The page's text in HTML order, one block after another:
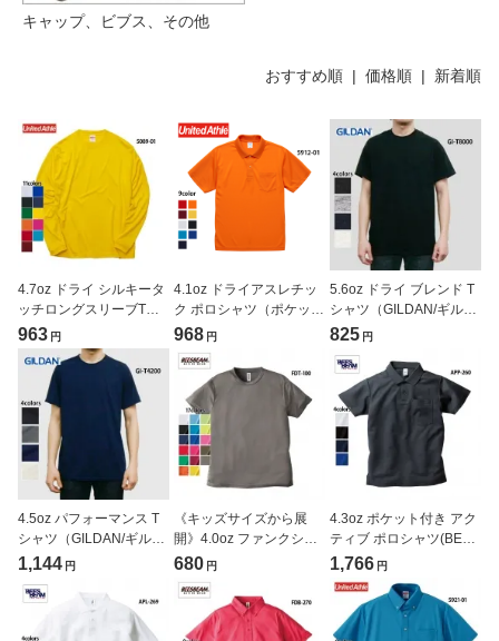
キャップ、ビブス、その他
おすすめ順 | 価格順 | 新着順
4.7oz ドライ シルキータ
ッチロングスリーブTシ
ャツ(United Athle/ユナイ
テッドアスレ)[5089-01]
963 円
4.1oz ドライアスレチッ
ク ポロシャツ（ポケット
付）(United Athle/ユナイ
968 円
5.6oz ドライ ブレンド T
シャツ（GILDAN/ギルダ
ン）[T8000]
825 円
4.5oz パフォーマンス T
シャツ（GILDAN/ギルダ
ン）[T4200]
1,144 円
《キッズサイズから展
開》4.0oz ファンクショ
ナルドライ Tシャツ
ム)[FDT-100]
680 円
4.3oz ポケット付き アク
ティブ ポロシャツ(BEES
BEAM/ビーズビーム)
[APP-260]
1,766 円